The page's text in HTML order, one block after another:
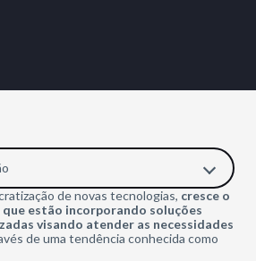
de novas tecnologias, cresce o
que estão incorporando soluções
visando atender as necessidades
de uma tendência conhecida como